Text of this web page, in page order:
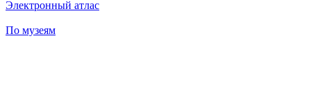
Электронный атлас
По музеям